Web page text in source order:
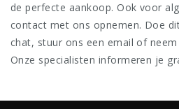
de perfecte aankoop. Ook voor
contact met ons opnemen. Doe
chat, stuur ons een email of
Onze specialisten informeren je